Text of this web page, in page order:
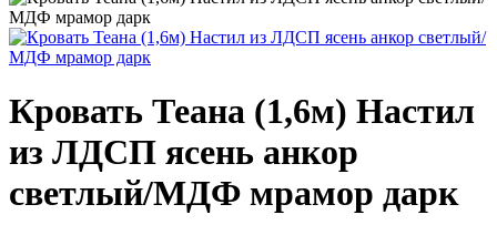
Кровать Теана (1,6м) Настил
из ЛДСП ясень анкор
светлый/МДФ мрамор дарк